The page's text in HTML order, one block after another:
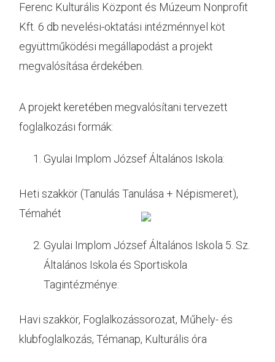
Ferenc Kulturális Központ és Múzeum Nonprofit
Kft. 6 db nevelési-oktatási intézménnyel köt
együttműködési megállapodást a projekt
megvalósítása érdekében.
A projekt keretében megvalósítani tervezett
foglalkozási formák:
Gyulai Implom József Általános Iskola:
Heti szakkör (Tanulás Tanulása + Népismeret),
Témahét
Gyulai Implom József Általános Iskola 5. Sz.
Általános Iskola és Sportiskola
Tagintézménye:
Havi szakkör, Foglalkozássorozat, Műhely- és
klubfoglalkozás, Témanap, Kulturális óra